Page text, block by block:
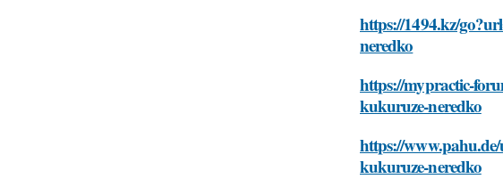
https://1494.kz/
neredko
https://mypractic-
kukuruze-neredko
https://
kukuruze-neredko